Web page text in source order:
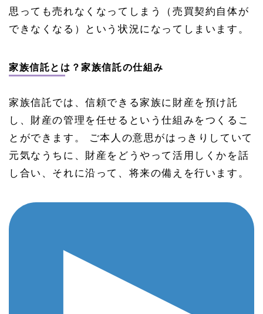
思っても売れなくなってしまう（売買契約自体が
できなくなる）という状況になってしまいます。
家族信託とは？家族信託の仕組み
家族信託では、信頼できる家族に財産を預け託
し、財産の管理を任せるという仕組みをつくるこ
とができます。 ご本人の意思がはっきりしていて
元気なうちに、財産をどうやって活用しくかを話
し合い、それに沿って、将来の備えを行います。